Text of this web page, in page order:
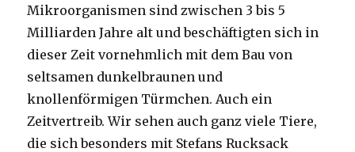
Mikroorganismen sind zwischen 3 bis 5
Milliarden Jahre alt und beschäftigten sich in
dieser Zeit vornehmlich mit dem Bau von
seltsamen dunkelbraunen und
knollenförmigen Türmchen. Auch ein
Zeitvertreib. Wir sehen auch ganz viele Tiere,
die sich besonders mit Stefans Rucksack